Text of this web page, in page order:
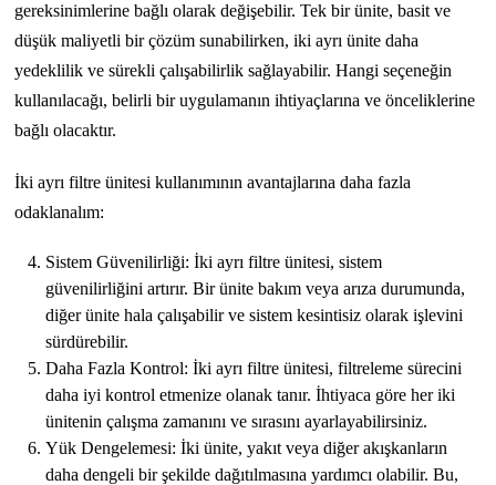
gereksinimlerine bağlı olarak değişebilir. Tek bir ünite, basit ve
düşük maliyetli bir çözüm sunabilirken, iki ayrı ünite daha
yedeklilik ve sürekli çalışabilirlik sağlayabilir. Hangi seçeneğin
kullanılacağı, belirli bir uygulamanın ihtiyaçlarına ve önceliklerine
bağlı olacaktır.
İki ayrı filtre ünitesi kullanımının avantajlarına daha fazla
odaklanalım:
Sistem Güvenilirliği: İki ayrı filtre ünitesi, sistem
güvenilirliğini artırır. Bir ünite bakım veya arıza durumunda,
diğer ünite hala çalışabilir ve sistem kesintisiz olarak işlevini
sürdürebilir.
Daha Fazla Kontrol: İki ayrı filtre ünitesi, filtreleme sürecini
daha iyi kontrol etmenize olanak tanır. İhtiyaca göre her iki
ünitenin çalışma zamanını ve sırasını ayarlayabilirsiniz.
Yük Dengelemesi: İki ünite, yakıt veya diğer akışkanların
daha dengeli bir şekilde dağıtılmasına yardımcı olabilir. Bu,